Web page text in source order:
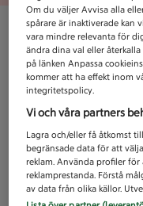
Om du väljer Avvisa alla
spårare är inaktiverade kan
vara mindre relevanta för
ändra dina val eller
på länken Anpassa
kommer att ha effekt inom
integritetspolicy.
Vi och våra partners
Lagra och/eller få åtkomst
begränsade data för att
reklam. Använda profiler för
reklamprestanda. Förstå
av data från olika källor.